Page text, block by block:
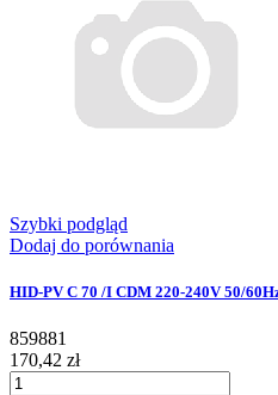
Szybki podgląd
Dodaj do porównania
HID-PV C 70 /I CDM 220-240V 50/
859881
170,42 zł